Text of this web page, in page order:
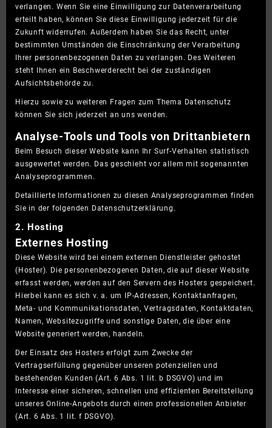
verlangen. Wenn Sie eine Einwilligung zur Datenverarbeitung
erteilt haben, können Sie diese Einwilligung jederzeit für die
Zukunft widerrufen. Außerdem haben Sie das Recht, unter
bestimmten Umständen die Einschränkung der Verarbeitung
Ihrer personenbezogenen Daten zu verlangen. Des Weiteren
steht Ihnen ein Beschwerderecht bei der zuständigen
Aufsichtsbehörde zu.
Hierzu sowie zu weiteren Fragen zum Thema Datenschutz
können Sie sich jederzeit an uns wenden.
Analyse-Tools und Tools von Dritt­anbietern
Beim Besuch dieser Website kann Ihr Surf-Verhalten statistisch
ausgewertet werden. Das geschieht vor allem mit sogenannten
Analyseprogrammen.
Detaillierte Informationen zu diesen Analyseprogrammen finden
Sie in der folgenden Datenschutzerklärung.
2. Hosting
Externes Hosting
Diese Website wird bei einem externen Dienstleister gehostet
(Hoster). Die personenbezogenen Daten, die auf dieser Website
erfasst werden, werden auf den Servern des Hosters gespeichert.
Hierbei kann es sich v. a. um IP-Adressen, Kontaktanfragen,
Meta- und Kommunikationsdaten, Vertragsdaten, Kontaktdaten,
Namen, Websitezugriffe und sonstige Daten, die über eine
Website generiert werden, handeln.
Der Einsatz des Hosters erfolgt zum Zwecke der
Vertragserfüllung gegenüber unseren potenziellen und
bestehenden Kunden (Art. 6 Abs. 1 lit. b DSGVO) und im
Interesse einer sicheren, schnellen und effizienten Bereitstellung
unseres Online-Angebots durch einen professionellen Anbieter
(Art. 6 Abs. 1 lit. f DSGVO).